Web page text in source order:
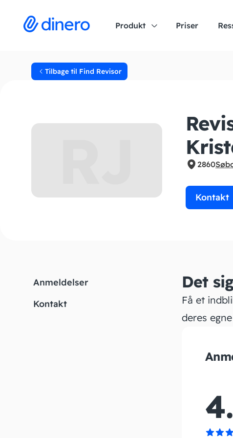
Produkt Priser
Tilbage til Find Revisor
2860
Kontakt
Anmeldelser
Kontakt
Det
Få et
deres